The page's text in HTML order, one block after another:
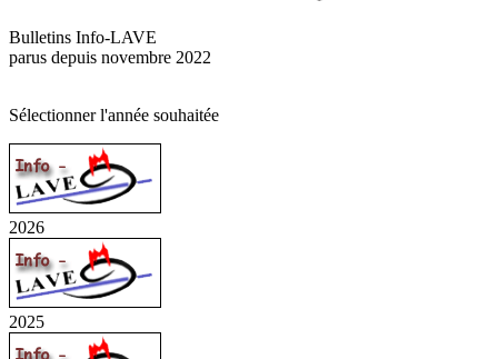
Bulletins Info-LAVE
parus depuis novembre 2022
Sélectionner l'année souhaitée
2026
2025